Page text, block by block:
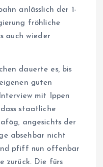
anlässlich der 1-
fröhliche
auch wieder
dauerte es, bis
guten
mit Ippen
staatliche
angesichts der
absehbar nicht
pfiff nun offenbar
zurück. Die fürs